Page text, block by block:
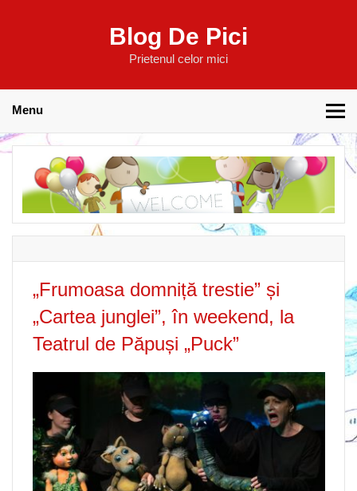
Blog De Pici
Prietenul celor mici
Menu
„Frumoasa domniță trestie” și
„Cartea junglei”, în weekend, la
Teatrul de Păpuși „Puck”